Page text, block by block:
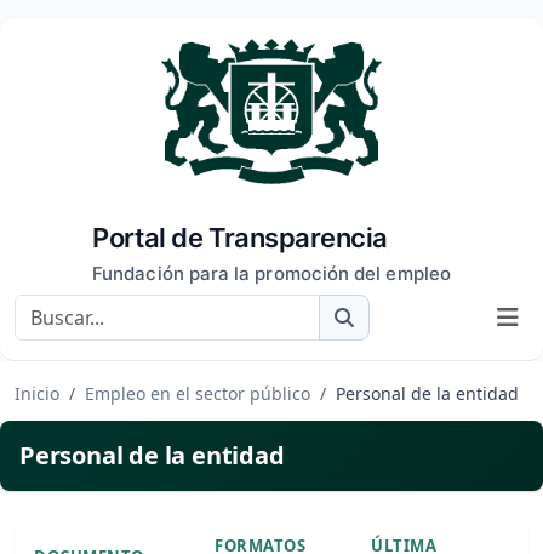
Portal de Transparencia
Fundación para la promoción del empleo
Inicio Empleo en el sector público Personal de la entidad
Personal de la entidad
FORMATOS
ÚLTIMA